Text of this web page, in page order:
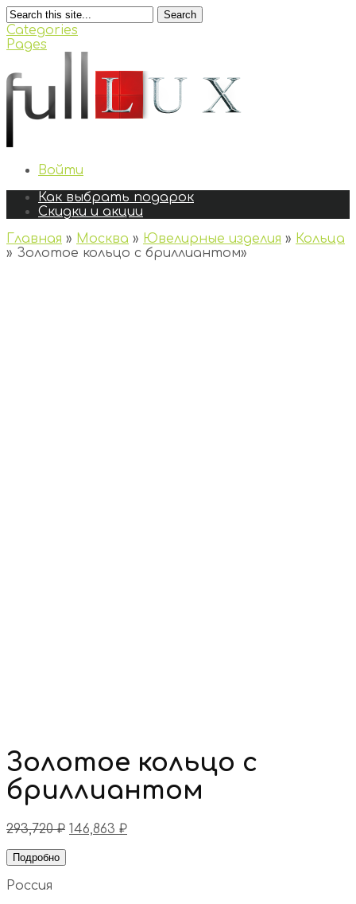
Search
Categories
Pages
Войти
Как выбрать подарок
Скидки и акции
Главная » Москва » Ювелирные изделия » Кольца
» Золотое кольцо с бриллиантом»
Золотое кольцо с
бриллиантом
293,720₽ 146,863 ₽
Подробно
Россия